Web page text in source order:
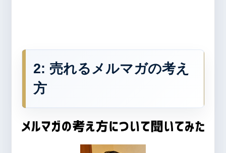
2: 売れるメルマガの考え
方